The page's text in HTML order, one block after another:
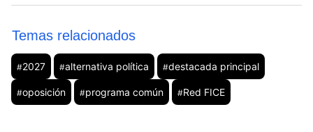
Temas relacionados
#2027 #alternativa política #destacada principal
#oposición #programa común #Red FICE